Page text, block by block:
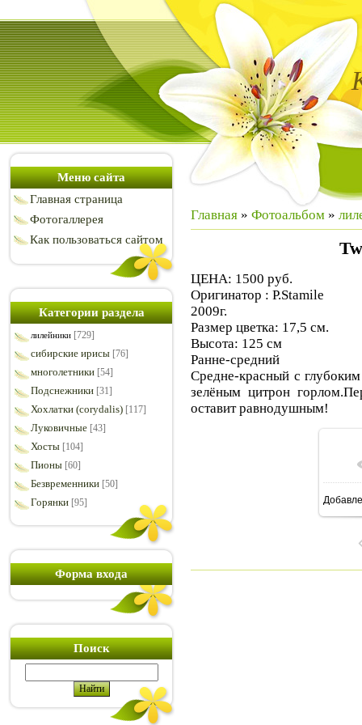
Меню сайта
Главная страница
Фотогаллерея
Как пользоваться сайтом
Категории раздела
лилейники [729]
сибирские ирисы [76]
многолетники [54]
Подснежники [31]
Хохлатки (corydalis) [117]
Луковичные [43]
Хосты [104]
Пионы [60]
Безвременники [50]
Горянки [95]
Форма входа
Поиск
Главная » Фотоальбом »
ЦЕНА: 1500 руб.
Оригинатор : P.Stamile
2009г.
Размер цветка: 17,5 см.
Высота: 125 см
Ранне-средний
Средне-красный с
зелёным цитрон
оставит равнодушным!